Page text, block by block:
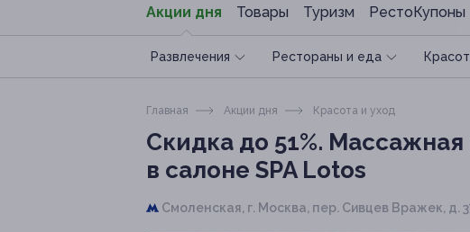
Акции дня Товары Туризм РестоКупоны
Развлечения Рестораны и еда
Главная Акции дня Красота и уход
Скидка до 51%. Массажная
в салоне SPA Lotos
Смоленская, г. Москва, пер. Сивцев Вражек, д.